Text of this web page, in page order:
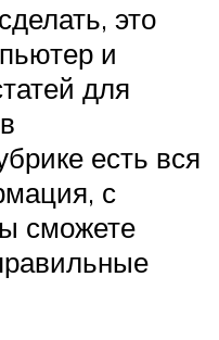
это
и
для
есть вся
с
сможете